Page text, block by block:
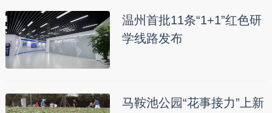
温州首批11条“1+1”红色研
学线路发布
马鞍池公园“花事接力”上新